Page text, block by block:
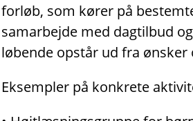
forløb, som kører på
samarbejde med dagtilbud
løbende opstår ud fra
Eksempler på konkrete